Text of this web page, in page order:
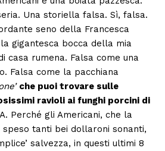
Una storiella falsa. Sì, falsa.
seno della Francesca
gigantesca bocca della mia
casa rumena. Falsa come una
Falsa come la pacchiana
che puoi trovare sulle
ravioli ai funghi porcini di
Perché gli Americani, che la
tanti bei dollaroni sonanti,
salvezza, in questi ultimi 8